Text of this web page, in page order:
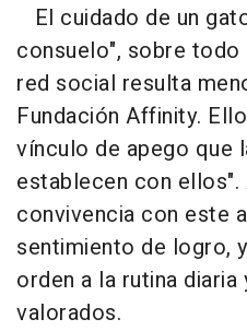
El cuidado de un
consuelo", sobre
red social resulta
Fundación Affinity.
vínculo de apego que
establecen con ellos".
convivencia con este
sentimiento de logro,
orden a la rutina
valorados.